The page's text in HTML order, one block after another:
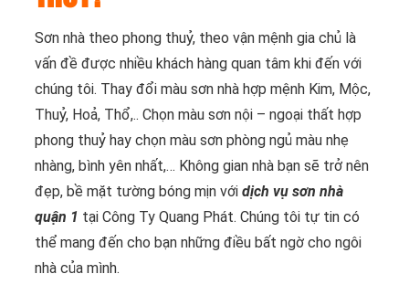
Sơn nhà theo phong thuỷ, theo vận mệnh gia chủ là
vấn đề được nhiều khách hàng quan tâm khi đến với
chúng tôi. Thay đổi màu sơn nhà hợp mệnh Kim, Mộc,
Thuỷ, Hoả, Thổ,.. Chọn màu sơn nội – ngoại thất hợp
phong thuỷ hay chọn màu sơn phòng ngủ màu nhẹ
nhàng, bình yên nhất,… Không gian nhà bạn sẽ trở nên
đẹp, bề mặt tường bóng mịn với dịch vụ sơn nhà
quận 1 tại Công Ty Quang Phát. Chúng tôi tự tin có
thể mang đến cho bạn những điều bất ngờ cho ngôi
nhà của mình.